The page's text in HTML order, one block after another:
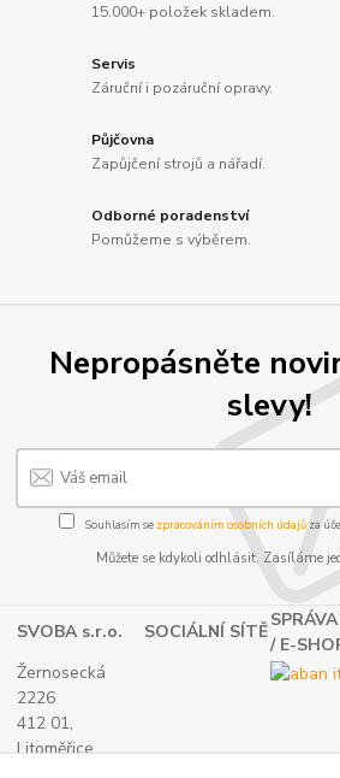
15.000+ položek skladem.
Servis
Záruční i pozáruční opravy.
Půjčovna
Zapůjčení strojů a nářadí.
Odborné poradenství
Pomůžeme s výběrem.
Nepropásněte
slevy!
Souhlasím se zpracováním osobních údajůza
Můžete se kdykoli odhlásit. Zasíláme
SVOBA s.r.o. SOCIÁLNÍ SÍTĚ
/ E-
Žernosecká
2226
412 01,
Litoměřice